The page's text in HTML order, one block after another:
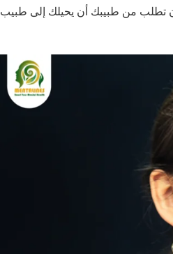
أن تطلب من طبيبك أن يحيلك إلى طبيب